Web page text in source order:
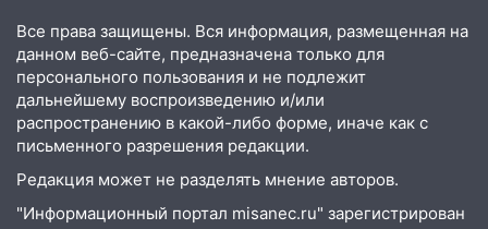
«Мураками»
14:04 Жару смоет ливнями: прогноз
погоды в Ульяновской области на
выходные 8-9 августа
13:30
В Ульяновске транспортные
полицейские проведут акцию «Час
пассажира»
Все права защищены. Вся информация, размещенная на
данном веб-сайте, предназначена только для
персонального пользования и не подлежит
дальнейшему воспроизведению и/или
распространению в какой-либо форме, иначе как с
письменного разрешения редакции.
Редакция может не разделять мнение авторов.
"Информационный портал misanec.ru" зарегистрирован